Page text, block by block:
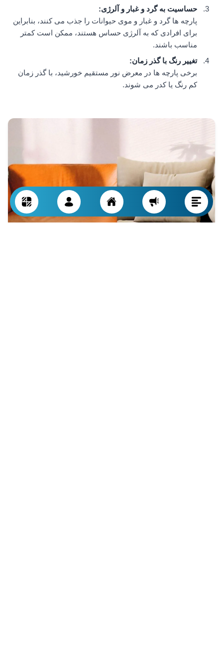
حساسیت به گرد و غبار و آلرژی:
پارچه ها گرد و غبار و موی حیوانات را جذب می کنند، بنابراین
برای افرادی که به آلرژی حساس هستند، ممکن است کمتر
مناسب باشند.
تغییر رنگ با گذر زمان:
برخی پارچه ها در معرض نور مستقیم خورشید، با گذر زمان
کم رنگ یا کدر می شوند.